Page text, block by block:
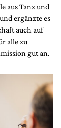
aus Tanz und
ergänzte es
auch auf
alle zu
gut an.